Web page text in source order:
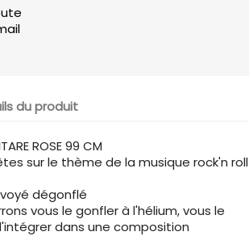
du produit
ROSE 99 CM
sur le thème de la musique rock'n roll
dégonflé
vous le gonfler à l'hélium, vous le
dans une composition